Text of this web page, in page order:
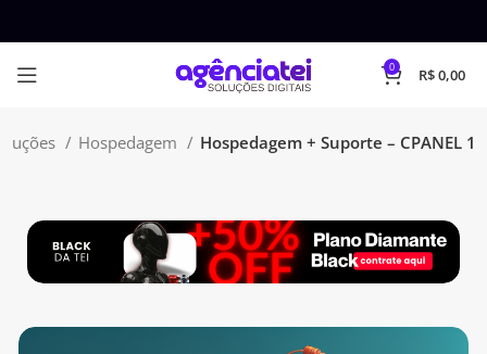
0 R$0,00
Hospedagem Hospedagem + Suporte – CPANEL 1